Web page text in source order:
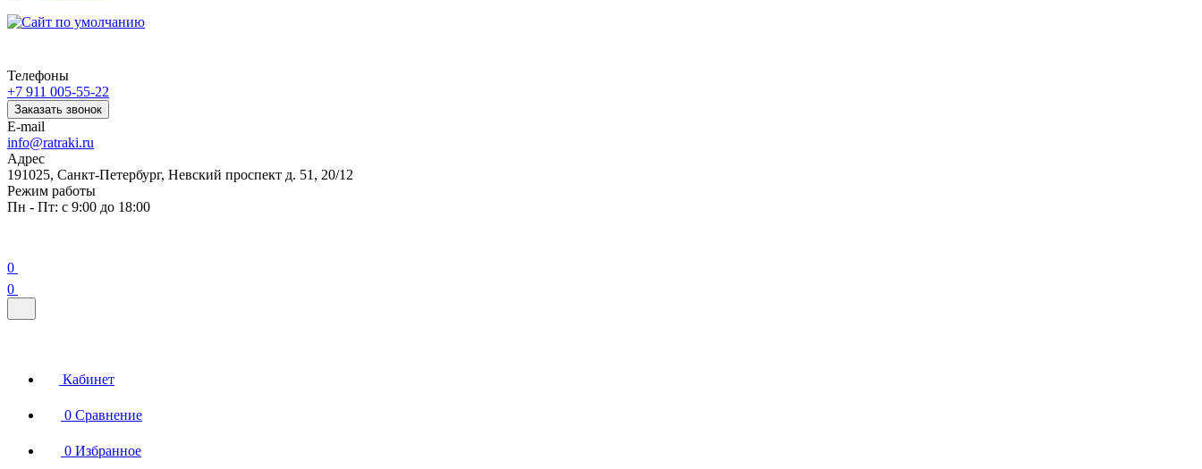
Телефоны
+7 911 005-55-22
Заказать звонок
E-mail
info@ratraki.ru
Адрес
191025, Санкт-Петербург, Невский проспект д. 51, 20/12
Режим работы
Пн - Пт: с 9:00 до 18:00
0
0
Кабинет
0 Сравнение
0 Избранное